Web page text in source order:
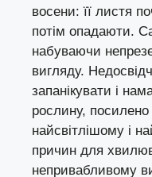
восени: її листя
потім опадаюти.
набуваючи
вигляду.
запанікувати і
рослину,
найсвітлішому і
причин для
непривабливому